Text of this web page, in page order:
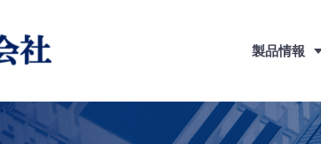
製品情報